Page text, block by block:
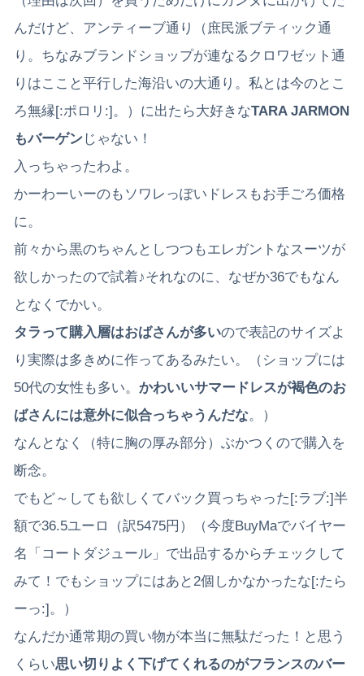
んだけど、アンティーブ通り（庶民派ブティック通
り。ちなみブランドショップが連なるクロワゼット通
りはここと平行した海沿いの大通り。私とは今のとこ
ろ無縁[:ポロリ:]。）に出たら大好きなTARA JARMON
もバーゲンじゃない！
入っちゃったわよ。
かーわーいーのもソワレっぽいドレスもお手ごろ価格
に。
前々から黒のちゃんとしつつもエレガントなスーツが
欲しかったので試着♪それなのに、なぜか36でもなん
となくでかい。
タラって購入層はおばさんが多いので表記のサイズよ
り実際は多きめに作ってあるみたい。（ショップには
50代の女性も多い。 かわいいサマードレスが褐色のお
ばさんには意外に似合っちゃうんだな。）
なんとなく（特に胸の厚み部分）ぶかつくので購入を
断念。
でもど～しても欲しくてバック買っちゃった[:ラブ:]半
額で36.5ユーロ（訳5475円）（今度BuyMaでバイヤー
名「コートダジュール」で出品するからチェックして
みて！でもショップにはあと2個しかなかったな[:たら
ーっ:]。）
なんだか通常期の買い物が本当に無駄だった！と思う
くらい思い切りよく下げてくれるのがフランスのバー